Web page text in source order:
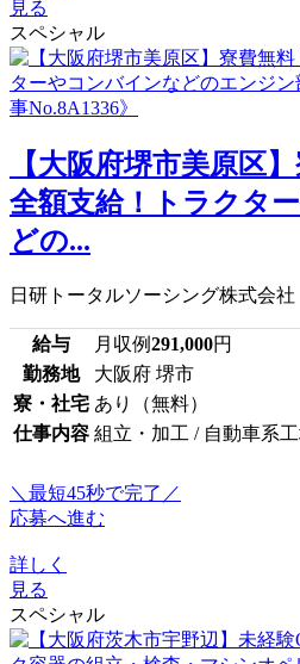
見る
スペシャル
【大阪府堺市美原区
全額支給！トラクタ
どの...
日研トータルソーシング株式会社
給与 月収例291,000円
勤務地
大阪府 堺市
寮・社宅 あり（無料）
仕事内容 組立・加工 / 自動車系
＼最短45秒で完了／
応募へ進む
詳しく
見る
スペシャル